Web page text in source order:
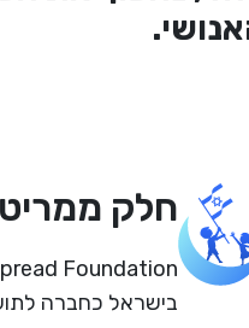
חלק ממריט